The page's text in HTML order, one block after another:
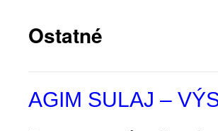
Ostatné
AGIM SULAJ –